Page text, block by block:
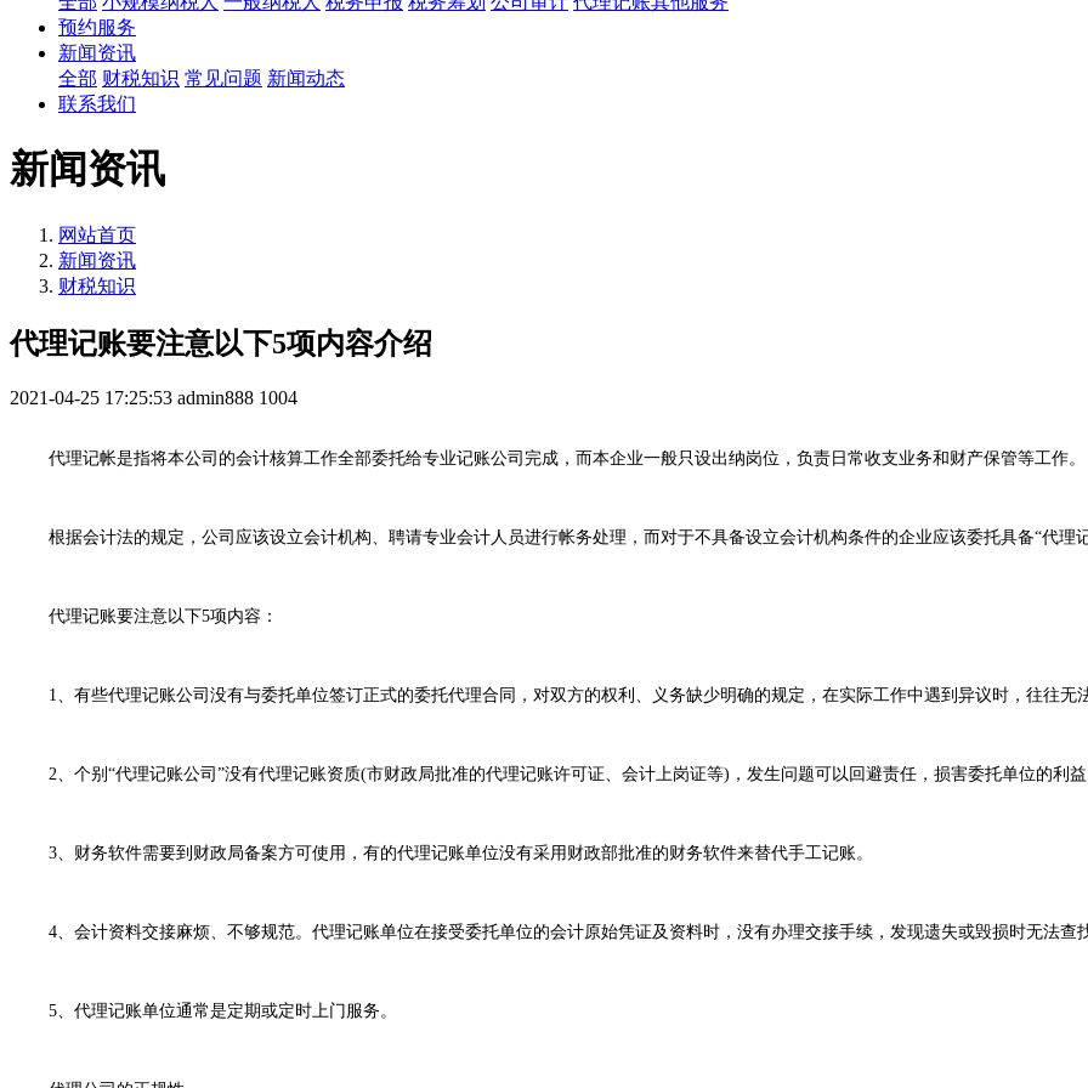
预约服务
新闻资讯
全部 财税知识 常见问题 新闻动态
联系我们
新闻资讯
网站首页
新闻资讯
财税知识
代理记账要注意以下5项内容介绍
2021-04-25 17:25:53 admin888 1004
代理记帐是指将本公司的会计核算工作全部委托给专业记账公司完成，而本企业一般只设出纳岗位，负责日常收支业务和财产保管等工作。
根据会计法的规定，公司应该设立会计机构、聘请专业会计人员进行帐务处理，而对于不具备设立会计机构条件的企业应该委托具备“代理
代理记账要注意以下5项内容：
1、有些代理记账公司没有与委托单位签订正式的委托代理合同，对双方的权利、义务缺少明确的规定，在实际工作中遇到异议时，往往无
2、个别“代理记账公司”没有代理记账资质(市财政局批准的代理记账许可证、会计上岗证等)，发生问题可以回避责任，损害委托单位的利
3、财务软件需要到财政局备案方可使用，有的代理记账单位没有采用财政部批准的财务软件来替代手工记账。
4、会计资料交接麻烦、不够规范。代理记账单位在接受委托单位的会计原始凭证及资料时，没有办理交接手续，发现遗失或毁损时无法查找
5、代理记账单位通常是定期或定时上门服务。